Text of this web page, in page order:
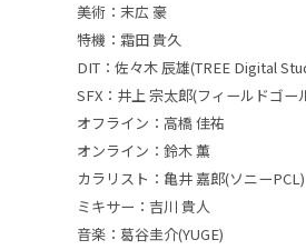
美術：末広 豪
特機：霜田 貴久
DIT：佐々木 辰雄(TREE Digital
SFX：井上 宗太郎(フィールドゴー
オフライン：高橋 佳祐
オンライン：鈴木 薫
カラリスト：亀井 嘉郎(ソニーPCL)
ミキサー：吉川 貴人
音楽：葛谷圭介(YUGE)